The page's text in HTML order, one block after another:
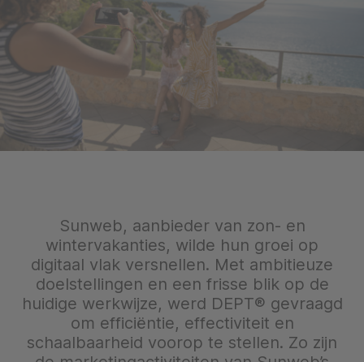
Sunweb, aanbieder van zon- en
wintervakanties, wilde hun groei op
digitaal vlak versnellen. Met ambitieuze
doelstellingen en een frisse blik op de
huidige werkwijze, werd DEPT® gevraagd
om efficiëntie, effectiviteit en
schaalbaarheid voorop te stellen. Zo zijn